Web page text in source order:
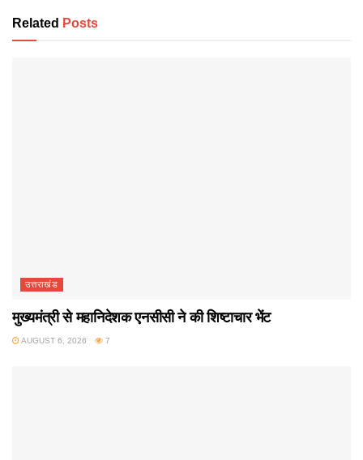
Related Posts
उत्तराखंड
मुख्यमंत्री से महानिदेशक एनसीसी ने की शिष्टाचार भेंट
AUGUST 6, 2026 7